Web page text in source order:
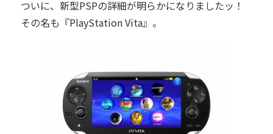
ついに、新型PSPの詳細が明らかになりましたッ！
その名も『PlayStation Vita』。